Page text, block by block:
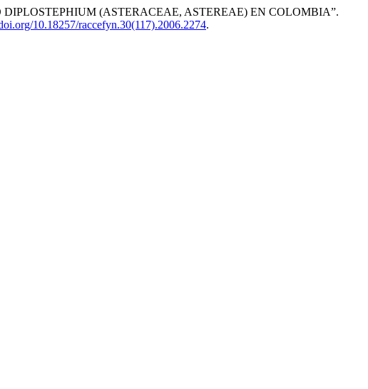
DIPLOSTEPHIUM (ASTERACEAE, ASTEREAE) EN COLOMBIA”.
10.18257/raccefyn.30(117).2006.2274.